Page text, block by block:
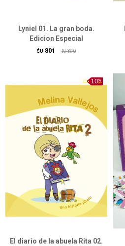
Lyniel 01. La gran boda.
Edicion Especial
$U 801 $U 890
El diario de la abuela Rita 02.